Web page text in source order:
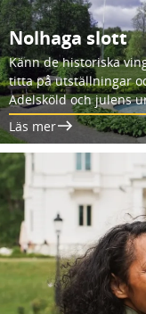
Nolhaga slott
Känn de historiska
titta på utställningar
Adelsköld och julens
Läs mer